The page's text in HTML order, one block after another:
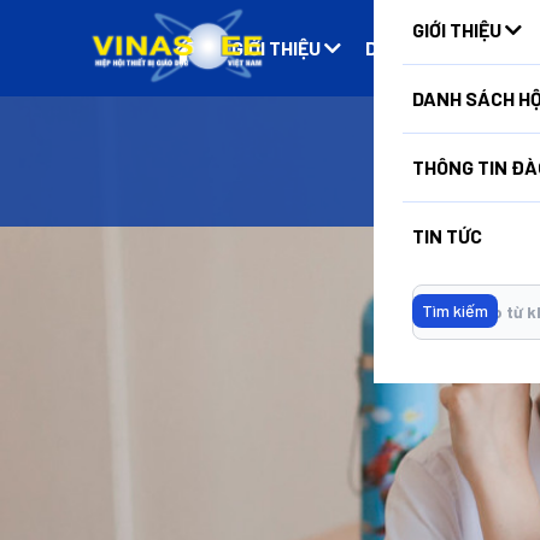
GIỚI THIỆU DANH SÁCH HỘI
GIỚI THIỆU
DANH SÁCH
THÔNG TIN
TIN TỨC
Tìm kiếm